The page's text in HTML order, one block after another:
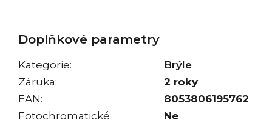
Doplňkové parametry
Kategorie:
Brýle
Záruka:
2 roky
EAN:
8053806195762
Fotochromatické:
Ne